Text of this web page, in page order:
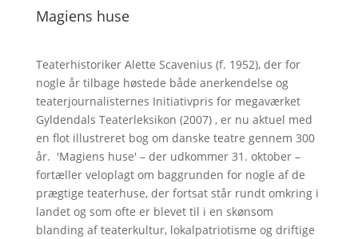
Magiens huse
Teaterhistoriker Alette Scavenius (f. 1952), der for
nogle år tilbage høstede både anerkendelse og
teaterjournalisternes Initiativpris for megaværket
Gyldendals Teaterleksikon (2007) , er nu aktuel med
en flot illustreret bog om danske teatre gennem 300
år. 'Magiens huse' – der udkommer 31. oktober –
fortæller veloplagt om baggrunden for nogle af de
prægtige teaterhuse, der fortsat står rundt omkring i
landet og som ofte er blevet til i en skønsom
blanding af teaterkultur, lokalpatriotisme og driftige